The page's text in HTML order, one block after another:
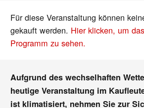
Für diese Veranstaltung können
gekauft werden. Hier klicken, um
Programm zu sehen.
Aufgrund des wechselhaften
heutige Veranstaltung im
ist klimatisiert, nehmen Sie zur